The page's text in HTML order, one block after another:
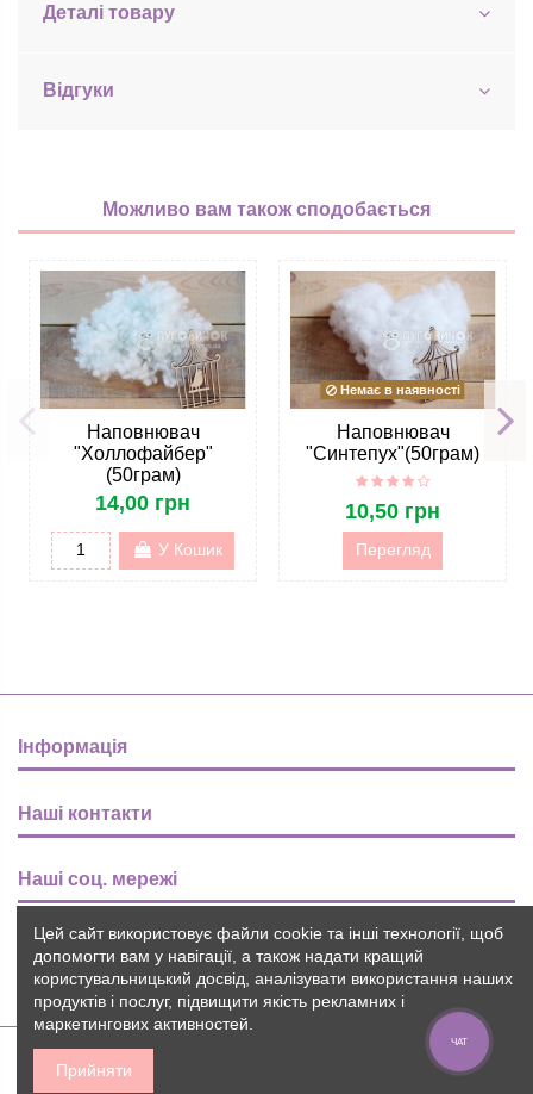
Деталі товару
Відгуки
Можливо вам також сподобається
Наповнювач
"Холлофайбер"
(50грам)
14,00 грн
У Кошик
Немає в наявності
Наповнювач
"Синтепух"(50грам)
10,50 грн
Перегляд
Інформація
Наші контакти
Наші соц. мережі
Розсилка
Цей сайт використовує файли cookie та інші технології, щоб
допомогти вам у навігації, а також надати кращий
користувальницький досвід, аналізувати використання наших
продуктів і послуг, підвищити якість рекламних і
маркетингових активностей.
Прийняти
ЧАТ